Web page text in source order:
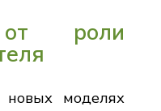
от роли
моделях